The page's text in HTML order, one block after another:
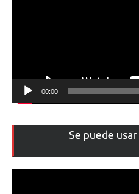
00:00
Se puede